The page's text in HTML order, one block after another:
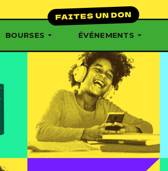
BOURSES ÉVÉNEMENTS